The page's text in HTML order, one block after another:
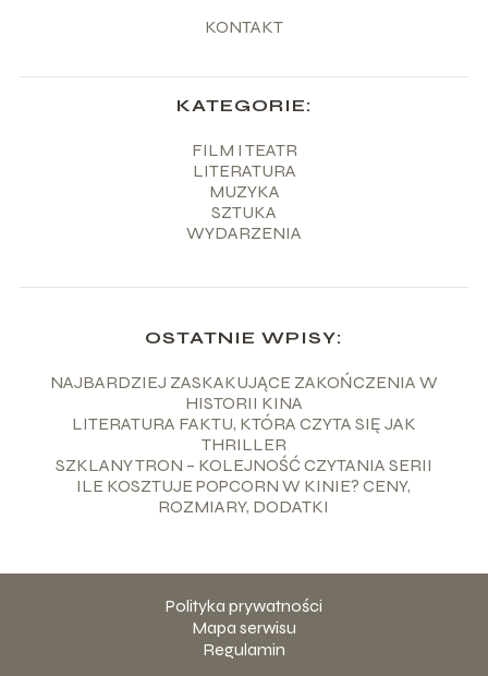
KONTAKT
KATEGORIE:
FILM I TEATR
LITERATURA
MUZYKA
SZTUKA
WYDARZENIA
OSTATNIE WPISY:
NAJBARDZIEJ ZASKAKUJĄCE ZAKOŃCZENIA W
HISTORII KINA
LITERATURA FAKTU, KTÓRA CZYTA SIĘ JAK
THRILLER
SZKLANY TRON – KOLEJNOŚĆ CZYTANIA SERII
ILE KOSZTUJE POPCORN W KINIE? CENY,
ROZMIARY, DODATKI
Polityka prywatności
Mapa serwisu
Regulamin